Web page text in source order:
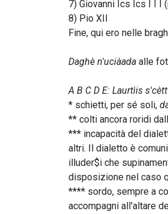
7) Giovanni Ics Ics I I I
8) Pio XII
Fine, qui ero nelle
Daghè n'uciàada alle
A B C D E: Laurtìis
* schietti, per sé soli,
** colti ancora roridi
*** incapacità del
altri. Il dialetto è
illuder$i che
disposizione nel caso
**** sordo, sempre a
accompagni all'altare